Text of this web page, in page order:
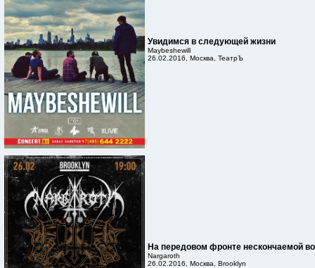
Увидимся в следующей жизни
Maybeshewill
26.02.2016, Москва, ТеатрЪ
На передовом фронте нескончаемой
Nargaroth
26.02.2016, Москва, Brooklyn